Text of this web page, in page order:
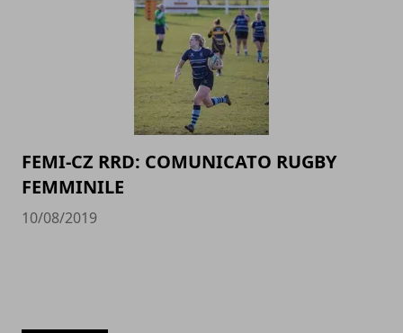
FEMI-CZ RRD: COMUNICATO RUGBY
FEMMINILE
10/08/2019